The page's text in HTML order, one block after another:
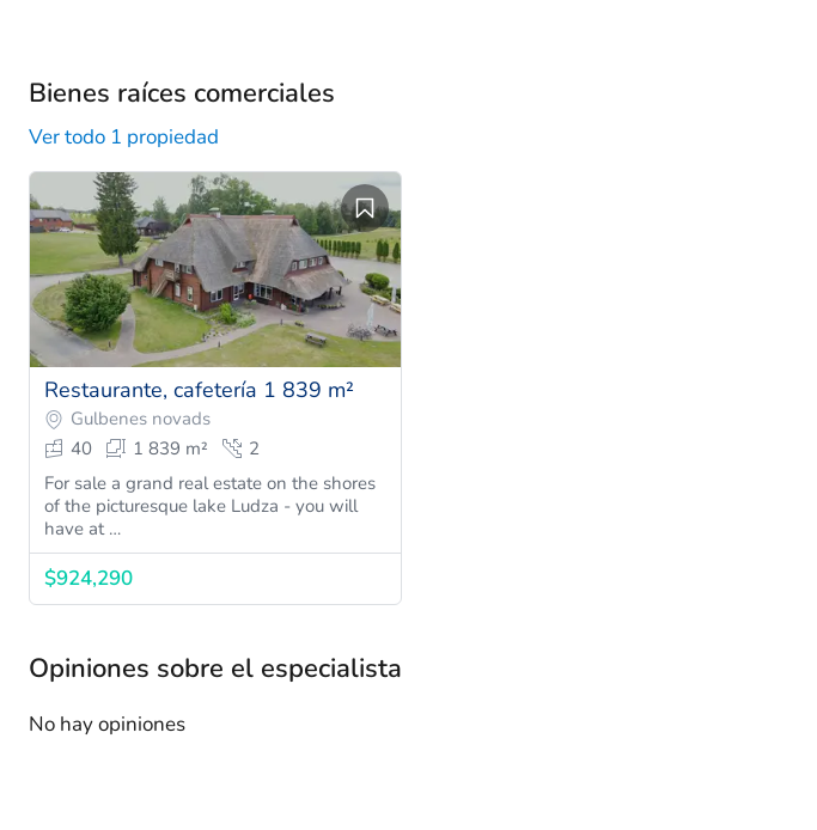
Bienes raíces comerciales
Ver todo 1 propiedad
Restaurante, cafetería 1 839 m²
Gulbenes novads
40
1 839 m²
2
For sale a grand real estate on the shores
of the picturesque lake Ludza - you will
have at …
$924,290
Opiniones sobre el especialista
No hay opiniones